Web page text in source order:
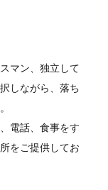
マン、独立して
しながら、落ち
電話、食事をす
をご提供してお